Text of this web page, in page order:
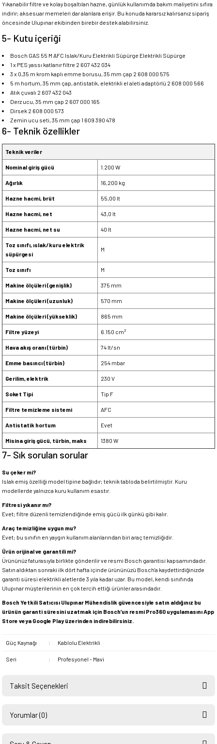
Yıkanabilir filtre ve kolay boşaltılan hazne, günlük kullanımda bakım maliyetini sıfıra
indirir; aksesuar memeleri dar alanlara erişir. Bu konuda kararsız kalırsanız sipariş
öncesinde Ulupınar ekibinden birebir destek alabilirsiniz.
5- Kutu içeriği
Bosch GAS 55 M AFC Islak/Kuru Elektrikli Süpürge Elektrikli Süpürge
1 x PES yassı katlanır filtre 2 607 432 034
3 x 0,35 m krom kaplı emme borusu, 35 mm çap 2 608 000 575
5 m hortum, 35 mm çap, antistatik, elektrikli el aleti adaptörlü 2 608 000 566
Atık çuvalı 2 607 432 043
Derz ucu, 35 mm çap 2 607 000 165
Dirsek 2 608 000 573
Zemin ucu seti, 35 mm çap 1 609 390 478
6- Teknik özellikler
Teknik veriler
Nominal giriş gücü 1.200 W
Ağırlık 16,200 kg
Hazne hacmi, brüt 55,00 lt
Hazne hacmi, net 43,0 lt
Hazne hacmi, net su 40 lt
Toz sınıfı, ıslak/kuru elektrik
süpürgesi
M
Toz sınıfı M
Makine ölçüleri (genişlik) 375 mm
Makine ölçüleri (uzunluk) 570 mm
Makine ölçüleri (yükseklik) 865 mm
Filtre yüzeyi 6.150 cm²
Hava akış oranı (türbin) 74 lt/sn
Emme basıncı (türbin) 254 mbar
Gerilim, elektrik 230 V
Soket Tipi Tip F
Filtre temizleme sistemi AFC
Antistatik hortum Evet
Misina giriş gücü, türbin, maks 1380 W
7- Sık sorulan sorular
Su çeker mi?
Islak emiş özelliği model tipine bağlıdır; teknik tabloda belirtilmiştir. Kuru
modellerde yalnızca kuru kullanım esastır.
Filtresi yıkanır mı?
Evet; filtre düzenli temizlendiğinde emiş gücü ilk günkü gibi kalır.
Araç temizliğine uygun mu?
Evet; bu sınıfın en yaygın kullanım alanlarından biri araç temizliğidir.
Ürün orijinal ve garantili mi?
Ürününüz faturasıyla birlikte gönderilir ve resmi Bosch garantisi kapsamındadır.
Satın aldıktan sonraki ilk dört hafta içinde ürününüzü Bosch'a kaydettirdiğinizde
garanti süresi elektrikli aletlerde 3 yıla kadar uzar. Bu model, kendi sınıfında
Ulupınar müşterilerinin en çok tercih ettiği ürünler arasındadır.
Bosch Yetkili Satıcısı Ulupınar Mühendislik güvencesiyle satın aldığınız bu
ürünün garanti süresini uzatmak için Bosch’un resmi Pro360 uygulamasını App
Store veya Google Play üzerinden indirebilirsiniz.
Güç Kaynağı : Kablolu Elektrikli
Seri : Profesyonel - Mavi
Taksit Seçenekleri
Yorumlar (0)